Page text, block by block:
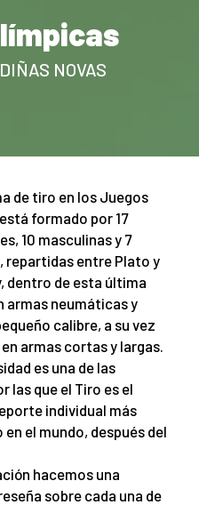
NOVAS
de tiro en los Juegos
formado por 17
10 masculinas y 7
repartidas entre Plato y
dentro de esta última
armas neumáticas y
calibre, a su vez
armas cortas y largas.
es una de las
las que el Tiro es el
individual más
el mundo, después del
hacemos una
sobre cada una de